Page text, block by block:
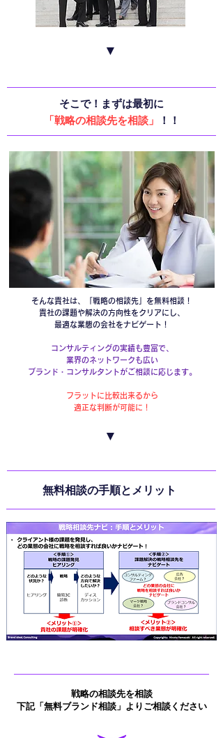
▼
そこで！まずは最初に
「戦略の相談先を相談」
！！
そんな貴社は、「戦略の相談先」を無料相談！
貴社の課題や解決の方向性をクリアにし、
最適な業態の会社をナビゲート！
コンサルティングの実績も豊富で、
業界のネットワークも広い
ブランド・コンサルタントがご相談に応じます。
フラットに比較出来るから
適正な判断が可能に！
▼
無料相談の手順とメリット
戦略の相談先を相談
下記「無料ブランド相談」よりご相談ください